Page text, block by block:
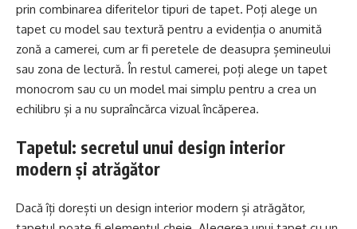
prin combinarea diferitelor tipuri de tapet. Poți alege un
tapet cu model sau textură pentru a evidenția o anumită
zonă a camerei, cum ar fi peretele de deasupra șemineului
sau zona de lectură. În restul camerei, poți alege un tapet
monocrom sau cu un model mai simplu pentru a crea un
echilibru și a nu supraîncărca vizual încăperea.
Tapetul: secretul unui design interior
modern și atrăgător
Dacă îți dorești un design interior modern și atrăgător,